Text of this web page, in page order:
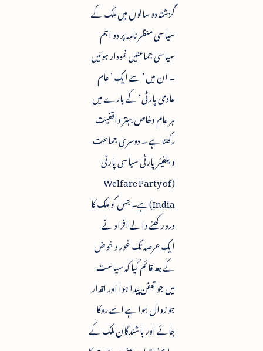
گزشتہ دو سالوں میں ملک کے
سیاسی منظرنامہ پر دو اہم
سیاسی جماعتیں نمودار ہوئیں
۔ ان میں ’ سے ایک ’ عام
عادمی پارٹی‘ کے بارے میں
ہر عام وخاص بہتر واقفیت
رکھتا ہے ۔ دوسری جماعت
ویلفیئر پارٹی سیاسی پارٹی
(Welfare Party of
India)ہے۔ جس کو ملک کا
درد رکھنے والے افراد نے
ایک عرصہ تک غور و خو ض
کے بعد قائم کیا کہ سیاست
میں جو تعفن پیدا ہوا اور اقدار
جو زوال ہوا ہے اسے روکا
جائے اور باشندگان ملک کے